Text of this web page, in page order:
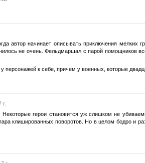
автор начинает описывать приключения мелких
не очень. Фельдмаршал с парой помощников
персонажей к себе, причем у военных, которые
Некоторые герои становится уж слишком не
клишированных поворотов. Но в целом бодро и